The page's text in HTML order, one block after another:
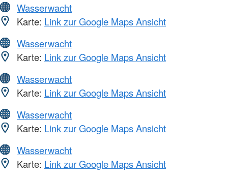
Wasserwacht
Karte: Link zur Google Maps Ansicht
Wasserwacht
Karte: Link zur Google Maps Ansicht
Wasserwacht
Karte: Link zur Google Maps Ansicht
Wasserwacht
Karte: Link zur Google Maps Ansicht
Wasserwacht
Karte: Link zur Google Maps Ansicht